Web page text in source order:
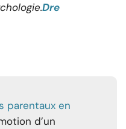
Dre
parentaux en
d’un